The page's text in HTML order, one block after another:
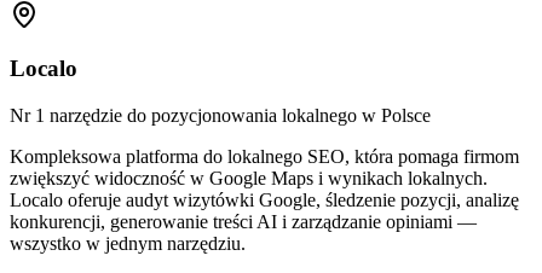
Localo
Nr 1 narzędzie do pozycjonowania lokalnego w Polsce
Kompleksowa platforma do lokalnego SEO, która pomaga firmom
zwiększyć widoczność w Google Maps i wynikach lokalnych.
Localo oferuje audyt wizytówki Google, śledzenie pozycji, analizę
konkurencji, generowanie treści AI i zarządzanie opiniami —
wszystko w jednym narzędziu.